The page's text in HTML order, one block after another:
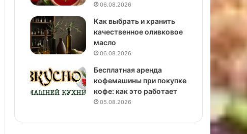
06.08.2026
Как выбрать и хранить
качественное оливковое
масло
06.08.2026
Бесплатная аренда
кофемашины при покупке
кофе: как это работает
05.08.2026